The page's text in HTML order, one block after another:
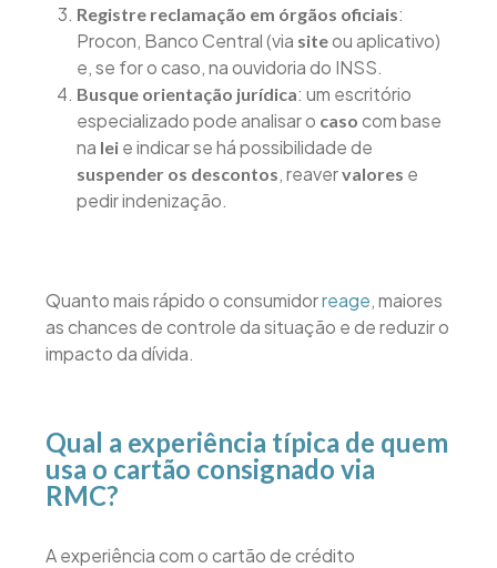
Registre reclamação em órgãos oficiais:
Procon, Banco Central (via siteou aplicativo)
e, se for o caso, na ouvidoria do INSS.
Busque orientação jurídica: um escritório
especializado pode analisar o caso com base
na lei e indicar se há possibilidade de
suspender os descontos, reavervalores e
pedir indenização.
Quanto mais rápido o consumidorreage, maiores
as chances de controle da situação e de reduzir o
impacto da dívida.
Qual a experiência típica de quem
usa o cartão consignado via
RMC?
A experiência com o cartão de crédito